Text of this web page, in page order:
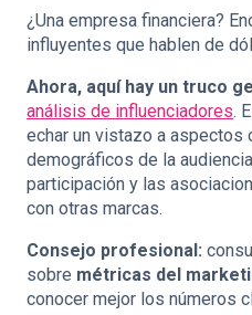
¿Una empresa financiera?
influyentes que hablen de
Ahora, aquí hay un truco
análisis de influenciadores.
echar un vistazo a aspectos
demográficos de la
participación y las
con otras marcas.
Consejo profesional:
sobre métricas del
conocer mejor los números